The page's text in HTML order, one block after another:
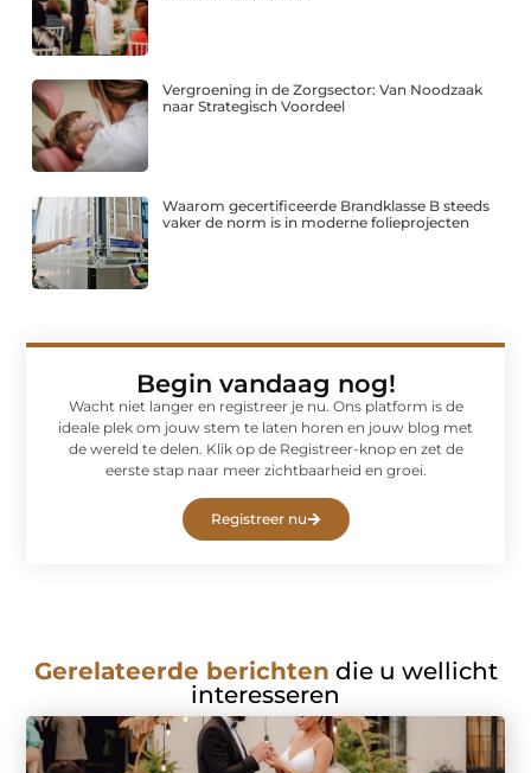
Vergroening in de Zorgsector: Van Noodzaak
naar Strategisch Voordeel
Waarom gecertificeerde Brandklasse B steeds
vaker de norm is in moderne folieprojecten
Begin vandaag nog!
Wacht niet langer en registreer je nu. Ons platform is de
ideale plek om jouw stem te laten horen en jouw blog met
de wereld te delen. Klik op de Registreer-knop en zet de
eerste stap naar meer zichtbaarheid en groei.
Registreer nu
Gerelateerde berichten die u wellicht
interesseren